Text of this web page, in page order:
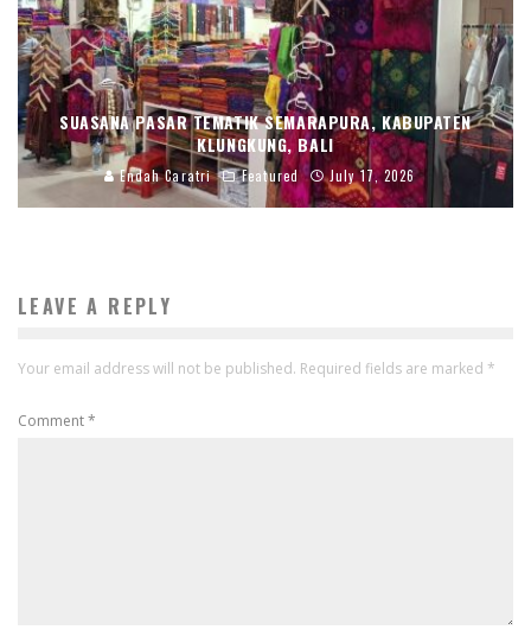
SUASANA PASAR TEMATIK SEMARAPURA, KABUPATEN
KLUNGKUNG, BALI
Endah Caratri Featured July 17, 2026
LEAVE A REPLY
Your email address will not be published. Required fields are marked *
Comment*